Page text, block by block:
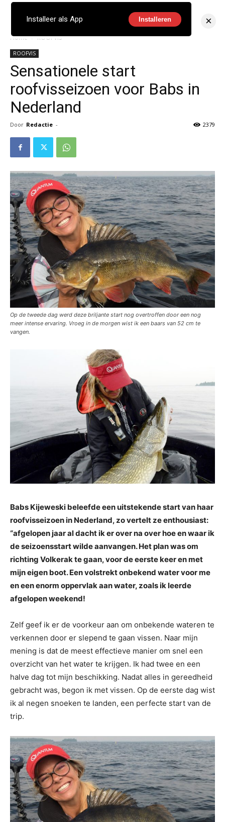
Home ROOFVIS
ROOFVIS
Sensationele start
roofvisseizoen voor Babs in
Nederland
Door Redactie - 2379
Op de tweede dag werd deze briljante start nog overtroffen door een nog
meer intense ervaring. Vroeg in de morgen wist ik een baars van 52 cm te
vangen.
Babs Kijeweski beleefde een uitstekende start van haar
roofvisseizoen in Nederland, zo vertelt ze enthousiast:
“afgelopen jaar al dacht ik er over na over hoe en waar ik
de seizoensstart wilde aanvangen. Het plan was om
richting Volkerak te gaan, voor de eerste keer en met
mijn eigen boot. Een volstrekt onbekend water voor me
en een enorm oppervlak aan water, zoals ik leerde
afgelopen weekend!
Zelf geef ik er de voorkeur aan om onbekende wateren te
verkennen door er slepend te gaan vissen. Naar mijn
mening is dat de meest effectieve manier om snel een
overzicht van het water te krijgen. Ik had twee en een
halve dag tot mijn beschikking. Nadat alles in gereedheid
gebracht was, begon ik met vissen. Op de eerste dag wist
ik al negen snoeken te landen, een perfecte start van de
trip.
Installeer als App Installeren ×